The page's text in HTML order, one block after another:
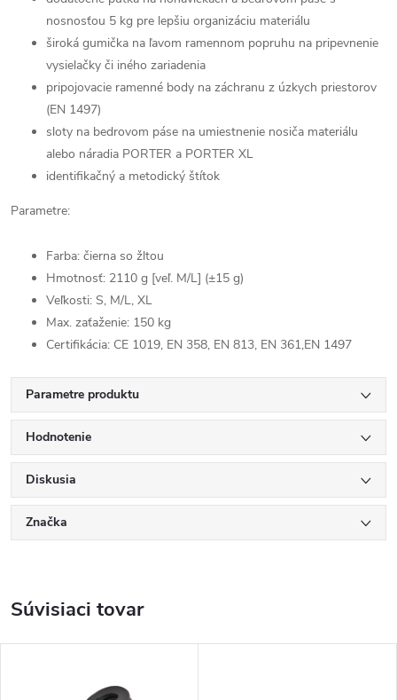
nosnosťou 5 kg pre lepšiu organizáciu materiálu
široká gumička na ľavom ramennom popruhu na pripevnenie
vysielačky či iného zariadenia
pripojovacie ramenné body na záchranu z úzkych priestorov
(EN 1497)
sloty na bedrovom páse na umiestnenie nosiča materiálu
alebo náradia PORTER a PORTER XL
identifikačný a metodický štítok
Parametre:
Farba: čierna so žltou
Hmotnosť: 2110 g [veľ. M/L] (±15 g)
Veľkosti: S, M/L, XL
Max. zaťaženie: 150 kg
Certifikácia: CE 1019, EN 358, EN 813, EN 361,EN 1497
Parametre produktu
Hodnotenie
Diskusia
Značka
Súvisiaci tovar